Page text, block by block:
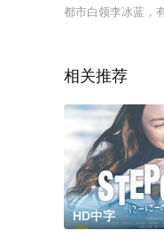
都市白领李冰蓝，
相关推荐
HD中字